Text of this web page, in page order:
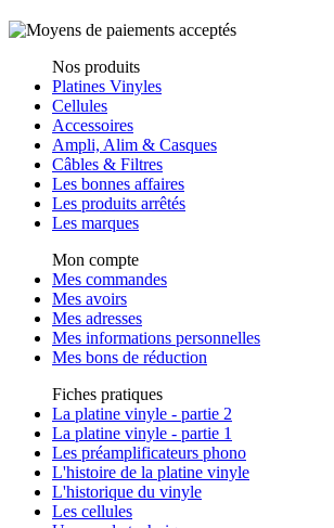
Nos produits
Platines Vinyles
Cellules
Accessoires
Ampli, Alim & Casques
Câbles & Filtres
Les bonnes affaires
Les produits arrêtés
Les marques
Mon compte
Mes commandes
Mes avoirs
Mes adresses
Mes informations personnelles
Mes bons de réduction
Fiches pratiques
La platine vinyle - partie 2
La platine vinyle - partie 1
Les préamplificateurs phono
L'histoire de la platine vinyle
L'historique du vinyle
Les cellules